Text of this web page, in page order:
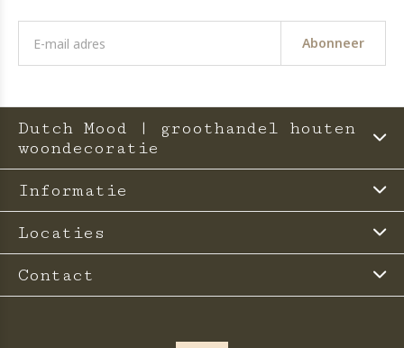
Abonneer
Dutch Mood | groothandel houten
woondecoratie
Informatie
Locaties
Contact